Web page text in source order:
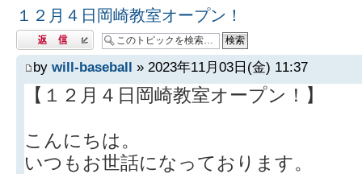
１２月４日岡崎教室オープン！
返信する
by will-baseball » 2023年11月03日(金) 11:37
【１２月４日岡崎教室オープン！】
こんにちは。
いつもお世話になっております。